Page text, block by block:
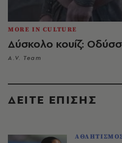
MORE IN CULTURE
Δύσκολο κουίζ:
A.V. Team
ΔΕΙΤΕ ΕΠΙΣΗΣ